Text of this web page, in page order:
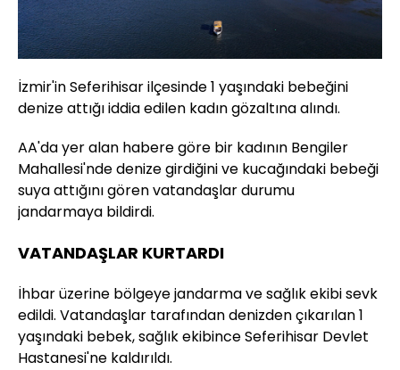
İzmir'in Seferihisar ilçesinde 1 yaşındaki bebeğini
denize attığı iddia edilen kadın gözaltına alındı.
AA'da yer alan habere göre bir kadının Bengiler
Mahallesi'nde denize girdiğini ve kucağındaki bebeği
suya attığını gören vatandaşlar durumu
jandarmaya bildirdi.
VATANDAŞLAR KURTARDI
İhbar üzerine bölgeye jandarma ve sağlık ekibi sevk
edildi. Vatandaşlar tarafından denizden çıkarılan 1
yaşındaki bebek, sağlık ekibince Seferihisar Devlet
Hastanesi'ne kaldırıldı.